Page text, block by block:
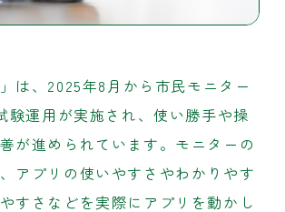
は、2025年8月から市民モニター
験運用が実施され、使い勝手や操
が進められています。モニターの
アプリの使いやすさやわかりやす
すさなどを実際にアプリを動かし